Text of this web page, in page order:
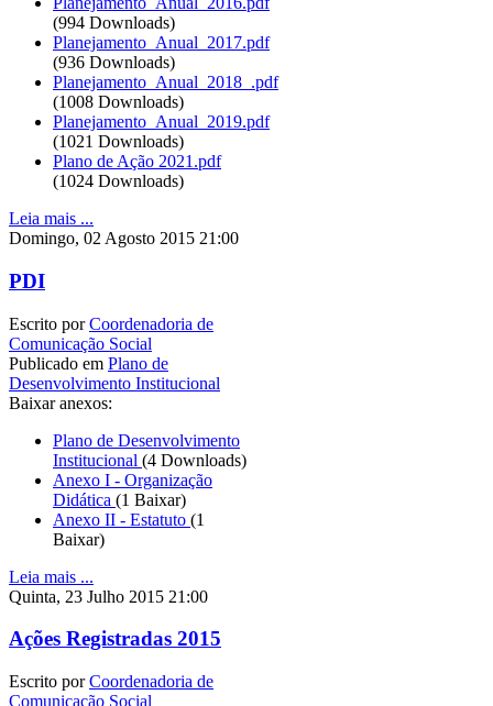
(994 Downloads)
Planejamento_Anual_2017.pdf
(936 Downloads)
Planejamento_Anual_2018_.pdf
(1008 Downloads)
Planejamento_Anual_2019.pdf
(1021 Downloads)
Plano de Ação 2021.pdf
(1024 Downloads)
Leia mais ...
Domingo, 02 Agosto 2015 21:00
PDI
Escrito porCoordenadoria de
Comunicação Social
Publicado em Plano de
Desenvolvimento Institucional
Baixar anexos:
Plano de Desenvolvimento
Institucional (4 Downloads)
Anexo I - Organização
Didática (1 Baixar)
Anexo II - Estatuto (1
Baixar)
Leia mais ...
Quinta, 23 Julho 2015 21:00
Ações Registradas 2015
Escrito porCoordenadoria de
Comunicação Social